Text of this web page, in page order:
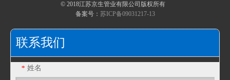
JF54T塑料PA波纹管PE软管浪管穿线管T型橡胶三通接头
不锈钢包塑金属软管淬火硬化
复合包塑金属软管材料的二次加工
© 2018江苏京生管业有限公司版权所有
备案号： 苏ICP备09031217-13
联系我们
* 姓名